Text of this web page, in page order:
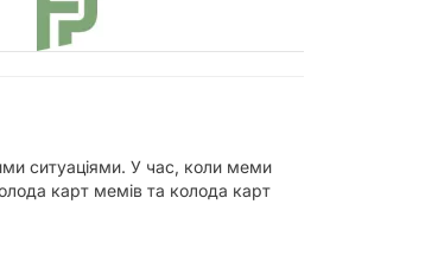
ситуаціями. У час, коли меми
карт мемів та колода карт